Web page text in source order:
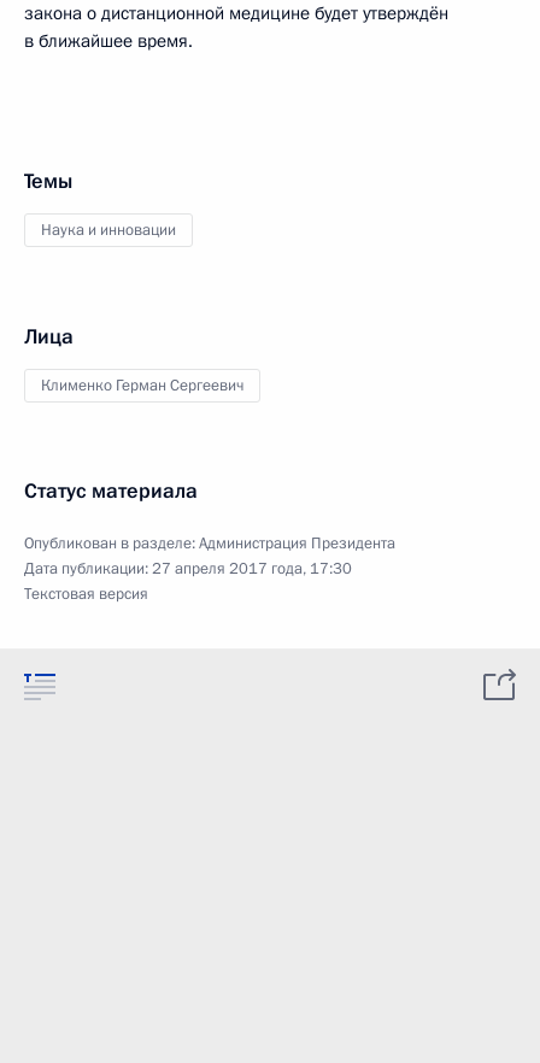
закона о дистанционной медицине будет утверждён
в ближайшее время.
Темы
Наука и инновации
Лица
Клименко Герман Сергеевич
Статус материала
Опубликован в разделе:Администрация Президента
Дата публикации:27 апреля 2017 года, 17:30
Текстовая версия